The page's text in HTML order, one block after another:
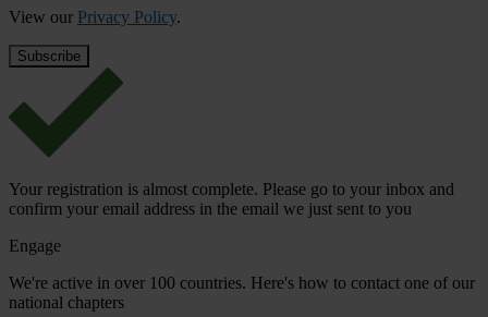
View our Privacy Policy.
Your registration is almost complete. Please go to your inbox and
confirm your email address in the email we just sent to you
Engage
We're active in over 100 countries. Here's how to contact one of our
national chapters